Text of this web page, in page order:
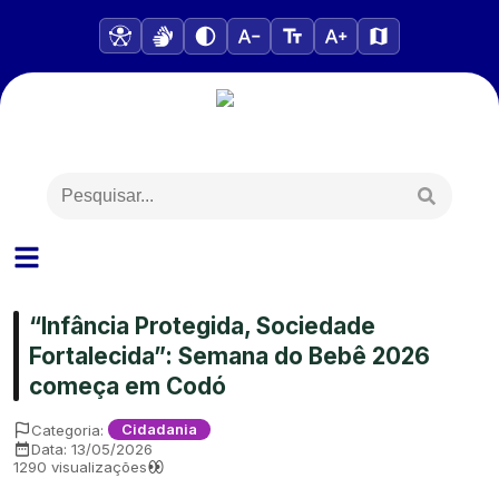
“Infância Protegida, Sociedade
Fortalecida”: Semana do Bebê 2026
começa em Codó
Categoria: Cidadania
Data: 13/05/2026
1290 visualizações